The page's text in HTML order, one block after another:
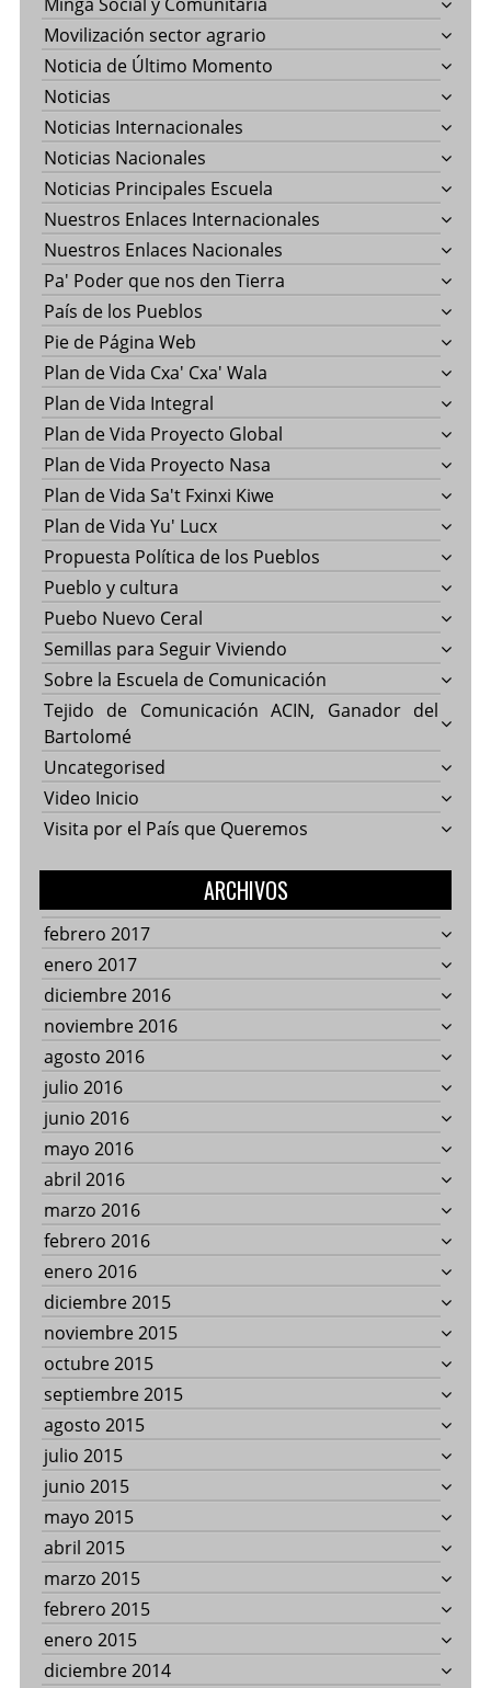
Movilización sector agrario
Noticia de Último Momento
Noticias
Noticias Internacionales
Noticias Nacionales
Noticias Principales Escuela
Nuestros Enlaces Internacionales
Nuestros Enlaces Nacionales
Pa' Poder que nos den Tierra
País de los Pueblos
Pie de Página Web
Plan de Vida Cxa' Cxa' Wala
Plan de Vida Integral
Plan de Vida Proyecto Global
Plan de Vida Proyecto Nasa
Plan de Vida Sa't Fxinxi Kiwe
Plan de Vida Yu' Lucx
Propuesta Política de los Pueblos
Pueblo y cultura
Puebo Nuevo Ceral
Semillas para Seguir Viviendo
Sobre la Escuela de Comunicación
Tejido de Comunicación ACIN, Ganador del
Bartolomé
Uncategorised
Video Inicio
Visita por el País que Queremos
ARCHIVOS
febrero 2017
enero 2017
diciembre 2016
noviembre 2016
agosto 2016
julio 2016
junio 2016
mayo 2016
abril 2016
marzo 2016
febrero 2016
enero 2016
diciembre 2015
noviembre 2015
octubre 2015
septiembre 2015
agosto 2015
julio 2015
junio 2015
mayo 2015
abril 2015
marzo 2015
febrero 2015
enero 2015
diciembre 2014